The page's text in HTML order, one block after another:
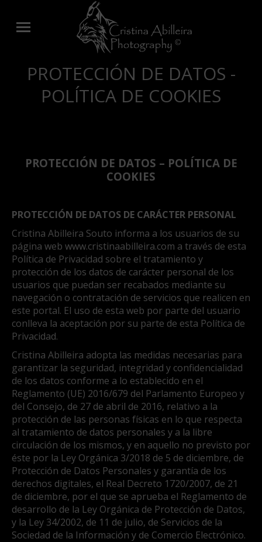
PROTECCIÓN DE DATOS -
POLÍTICA DE COOKIES
PROTECCIÓN DE DATOS – POLÍTICA DE
COOKIES
PROTECCIÓN DE DATOS DE CARÁCTER PERSONAL
Cristina Abilleira Souto informa a los usuarios de su
página web www.cristinaabilleira.com a través de esta
Política de Privacidad sobre el tratamiento y
protección de los datos de carácter personal de los
usuarios que puedan ser recabados mediante su
navegación o contratación de servicios que realicen en
este portal. El uso de esta web por parte del usuario
conlleva la aceptación por su parte de esta Política de
Privacidad.
Cristina Abilleira adopta las medidas necesarias para
garantizar la seguridad, integridad y confidencialidad
de los datos conforme a lo establecido en el
Reglamento (UE) 2016/679 del Parlamento Europeo y
del Consejo, de 27 de abril de 2016, relativo a la
protección de las personas físicas en lo que respecta
al tratamiento de datos personales y a la libre
circulación de los mismos, y en aquello no previsto por
éste por la Ley Orgánica 3/2018 de 5 de diciembre, de
Protección de Datos Personales y garantía de los
derechos digitales, el Real Decreto 1720/2007, de 21
de diciembre, por el que se aprueba el Reglamento de
desarrollo de la Ley Orgánica de Protección de Datos,
y la Ley 34/2002, de 11 de julio, de Servicios de la
Sociedad de la Información y de Comercio Electrónico.